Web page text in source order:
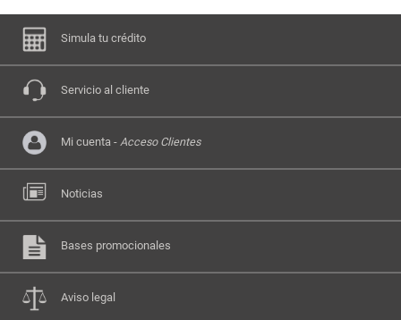
Simula tu crédito
Servicio al cliente
Mi cuenta - Acceso Clientes
Noticias
Bases promocionales
Aviso legal